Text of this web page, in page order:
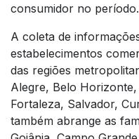
consumidor no período.
A coleta de
estabelecimentos
das regiões
Alegre, Belo
Fortaleza, Salvador,
também abrange as